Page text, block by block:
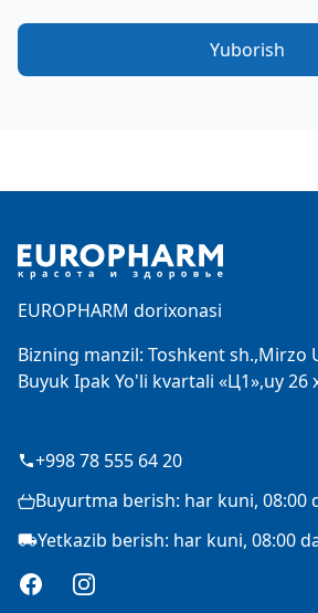
Yuborish
EUROPHARM dorixonasi
Bizning manzil: Toshkent sh.,Mirzo
Buyuk Ipak Yo'li kvartali «Ц1»,uy 26
+998 78 555 64 20
Buyurtma berish: har kuni, 08:00
Yetkazib berish: har kuni, 08:00
FacebookInstagram